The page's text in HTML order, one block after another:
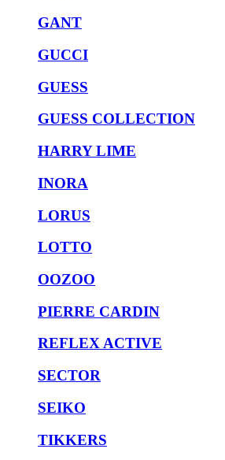
GANT
GUCCI
GUESS
GUESS COLLECTION
HARRY LIME
INORA
LORUS
LOTTO
OOZOO
PIERRE CARDIN
REFLEX ACTIVE
SECTOR
SEIKO
TIKKERS